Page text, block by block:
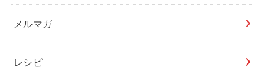
メルマガ
レシピ